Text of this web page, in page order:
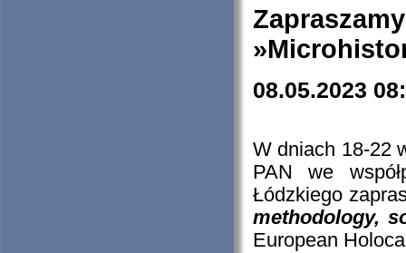
08.05.2023
W dniach 18-22
PAN we
Łódzkiego
methodology,
European